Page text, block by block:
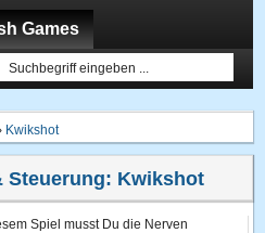
Games
Kwikshot
Steuerung: Kwikshot
Spiel musst Du die Nerven